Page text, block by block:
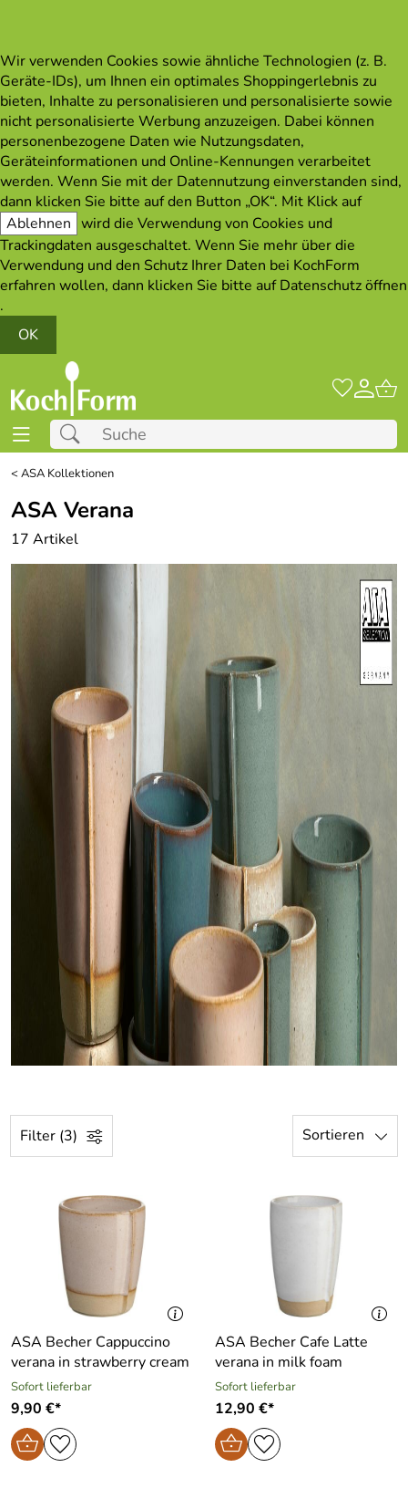
Wir verwenden Cookies sowie ähnliche Technologien (z. B.
Geräte-IDs), um Ihnen ein optimales Shoppingerlebnis zu
bieten, Inhalte zu personalisieren und personalisierte sowie
nicht personalisierte Werbung anzuzeigen. Dabei können
personenbezogene Daten wie Nutzungsdaten,
Geräteinformationen und Online-Kennungen verarbeitet
werden. Wenn Sie mit der Datennutzung einverstanden sind,
dann klicken Sie bitte auf den Button „OK“. Mit Klick auf
Ablehnen wird die Verwendung von Cookies und
Trackingdaten ausgeschaltet. Wenn Sie mehr über die
Verwendung und den Schutz Ihrer Daten bei KochForm
erfahren wollen, dann klicken Sie bitte aufDatenschutz öffnen
.
OK
<ASA Kollektionen
ASA Verana
17 Artikel
Filter (3) Sortieren
ASA Becher Cappuccino
verana in strawberry cream
Sofort lieferbar
9,90 €*
ASA Becher Cafe Latte
verana in milk foam
Sofort lieferbar
12,90 €*